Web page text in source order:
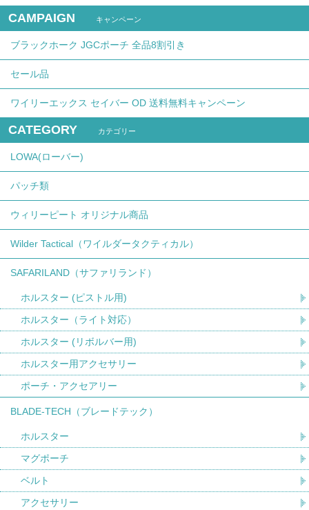
CAMPAIGN キャンペーン
ブラックホーク JGCポーチ 全品8割引き
セール品
ワイリーエックス セイバー OD 送料無料キャンペーン
CATEGORY カテゴリー
LOWA(ローバー)
パッチ類
ウィリーピート オリジナル商品
Wilder Tactical（ワイルダータクティカル）
SAFARILAND（サファリランド）
ホルスター (ピストル用)
ホルスター（ライト対応）
ホルスター (リボルバー用)
ホルスター用アクセサリー
ポーチ・アクセアリー
BLADE-TECH（ブレードテック）
ホルスター
マグポーチ
ベルト
アクセサリー